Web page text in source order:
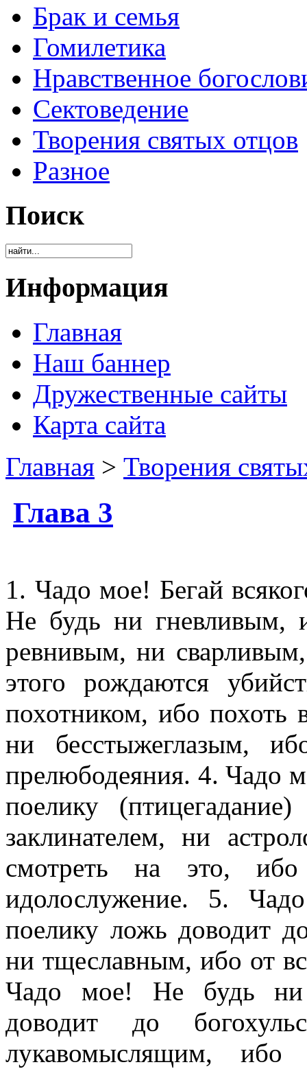
Брак и семья
Гомилетика
Нравственное
Сектоведение
Творения святых отцов
Разное
Поиск
Информация
Главная
Наш баннер
Дружественные сайты
Карта сайта
Главная > Творения
Глава 3
1. Чадо мое! Бегай
Не будь ни гневливым,
ревнивым, ни
этого рождаются
похотником, ибо похоть
ни бесстыжеглазым,
прелюбодеяния. 4. Чадо
поелику
заклинателем, ни
смотреть на это,
идолослужение. 5.
поелику ложь доводит
ни тщеславным, ибо от
Чадо мое! Не будь ни
доводит до
лукавомыслящим,